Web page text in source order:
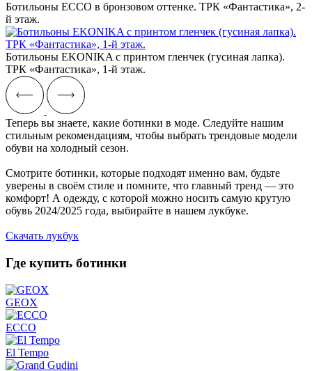
Ботильоны ECCO в бронзовом оттенке. ТРК «‎Фантастика», 2-
й этаж.‎
Ботильоны EKONIKA с принтом гленчек (гусиная лапка).
ТРК «‎Фантастика», 1-й этаж.‎
Теперь вы знаете, какие ботинки в моде. Следуйте нашим
стильным рекомендациям, чтобы выбрать трендовые модели
обуви на холодный сезон.
Смотрите ботинки, которые подходят именно вам, будьте
уверены в своём стиле и помните, что главный тренд — это
комфорт! А одежду, с которой можно носить самую крутую
обувь 2024/2025 года, выбирайте в нашем лукбуке.
Скачать лукбук
Где купить ботинки
GEOX
ECCO
El Tempo